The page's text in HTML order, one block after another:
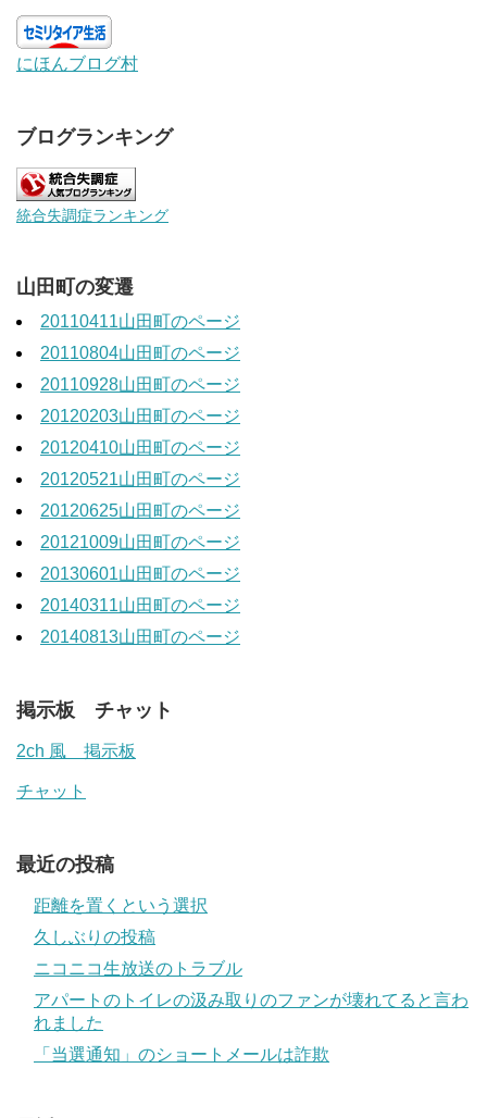
にほんブログ村
ブログランキング
統合失調症ランキング
山田町の変遷
20110411山田町のページ
20110804山田町のページ
20110928山田町のページ
20120203山田町のページ
20120410山田町のページ
20120521山田町のページ
20120625山田町のページ
20121009山田町のページ
20130601山田町のページ
20140311山田町のページ
20140813山田町のページ
掲示板 チャット
2ch 風 掲示板
チャット
最近の投稿
距離を置くという選択
久しぶりの投稿
ニコニコ生放送のトラブル
アパートのトイレの汲み取りのファンが壊れてると言わ
れました
「当選通知」のショートメールは詐欺